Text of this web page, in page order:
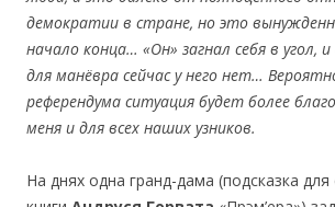
демократии в стране, но это выну
начало конца… «Он» загнал себя в угол, и
для манёвра сейчасунего нет… Вер
референдума ситуация будет более
меня и для всех наших узников.
На днях одна гранд-дама (подсказка